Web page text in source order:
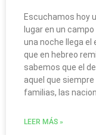
Escuchamos hoy
lugar en un
una noche llega el
que en hebreo
sabemos que el
aquel que
familias, las
LEER MÁS »